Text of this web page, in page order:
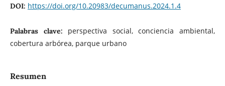
DOI: https://doi.org/10.20983/decumanus.2024.1.4
Palabras clave: perspectiva social, conciencia ambiental,
cobertura arbórea, parque urbano
Resumen